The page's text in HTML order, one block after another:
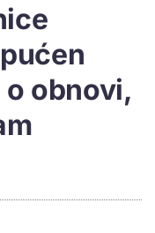
obnovi,